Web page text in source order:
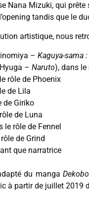
Nana Mizuki, qui
tandis que le
artistique, nous
– Kaguya-sama
– Naruto), dans le
rôle de Phoenix
de Lila
de Giriko
de Luna
le rôle de Fennel
de Grind
que narratrice
du manga
à partir de juillet 2019